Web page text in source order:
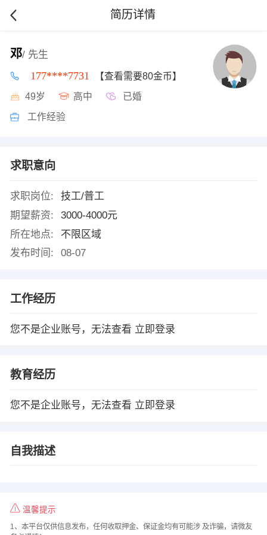
简历详情
邓/ 先生
177****7731 【查看需要80金币】
49岁 高中 已婚
工作经验
求职意向
求职岗位:
技工/普工
期望薪资:
3000-4000元
所在地点:
不限区域
发布时间:
08-07
工作经历
您不是企业账号，无法查看 立即登录
教育经历
您不是企业账号，无法查看 立即登录
自我描述
温馨提示
1、本平台仅供信息发布，任何收取押金、保证金均有可能涉 及诈骗，请微友